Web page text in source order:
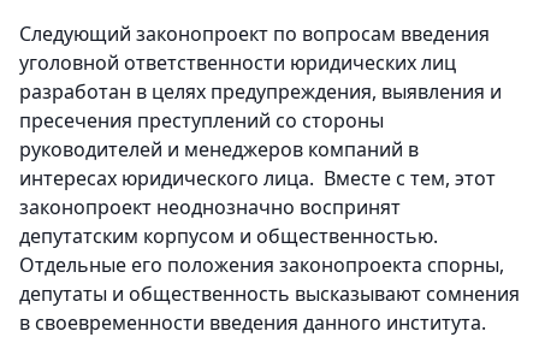
Следующий законопроект по вопросам введения
уголовной ответственности юридических лиц
разработан в целях предупреждения, выявления и
пресечения преступлений со стороны
руководителей и менеджеров компаний в
интересах юридического лица. Вместе с тем, этот
законопроект неоднозначно воспринят
депутатским корпусом и общественностью.
Отдельныеего положения законопроекта спорны,
депутаты и общественность высказывают сомнения
в своевременности введения данного института.